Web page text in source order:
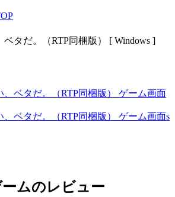
タだ。（RTP同梱版） [ Windows ]
ムのレビュー